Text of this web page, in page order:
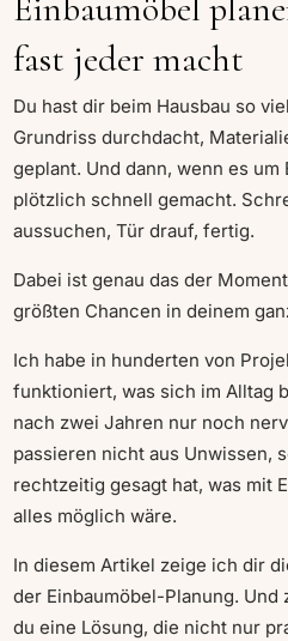
Einbaumöbel
fast jeder macht
Du hast dir beim Hausbau so
Grundriss durchdacht,
geplant. Und dann, wenn es
plötzlich schnell gemacht.
aussuchen, Tür drauf, fertig.
Dabei ist genau das der
größten Chancen in deinem
Ich habe in hunderten von
funktioniert, was sich im Alltag
nach zwei Jahren nur noch
passieren nicht aus Unwissen,
rechtzeitig gesagt hat, was mit
alles möglich wäre.
In diesem Artikel zeige ich dir
der Einbaumöbel-Planung. Und
du eine Lösung, die nicht nur